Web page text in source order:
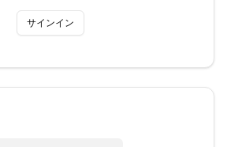
サインイン